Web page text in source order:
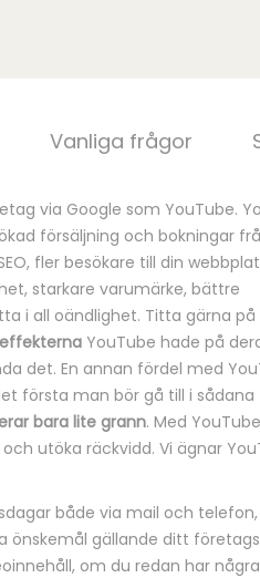
Vanliga frågor
via Google som YouTube.
försäljning och bokningar
fler besökare till din
starkare varumärke, bättre
i all oändlighet. Titta gärna på
YouTube hade på
det. En annan fördel med
första man bör gå till i sådana
bara lite grann. Med
utöka räckvidd. Vi ägnar
både via mail och
önskemål gällande ditt företags
om du redan har några